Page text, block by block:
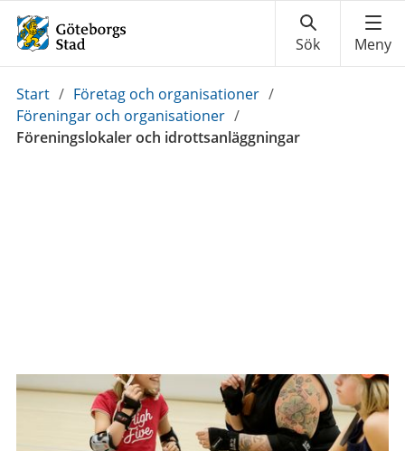
Du
är
här:
Start / Företag och organisationer /
Föreningar och organisationer /
Föreningslokaler och idrottsanläggningar